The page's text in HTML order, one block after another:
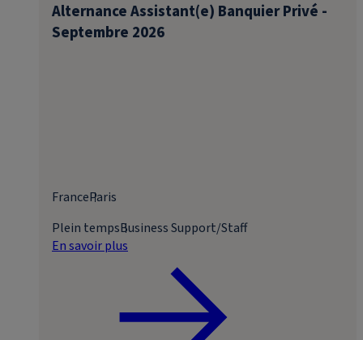
Alternance Assistant(e) Banquier Privé -
Septembre 2026
FranceParis
Plein tempsBusiness Support/Staff
En savoir plus